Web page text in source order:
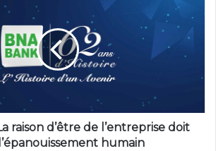
raison d’être de l’entreprise doit
humain